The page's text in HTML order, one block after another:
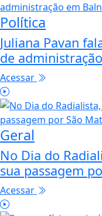
Política
Juliana Pavan
de
Acessar
Geral
No Dia do
sua passagem
Acessar